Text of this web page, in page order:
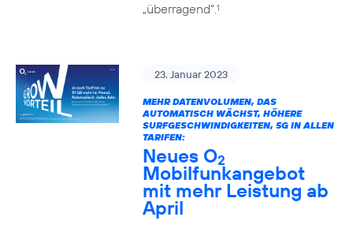
„überragend“.1
23. Januar 2023
MEHR DATENVOLUMEN, DAS
AUTOMATISCH WÄCHST, HÖHERE
SURFGESCHWINDIGKEITEN, 5G IN ALLEN
TARIFEN:
Neues O2
Mobilfunkangebot
mit mehr Leistung ab
April